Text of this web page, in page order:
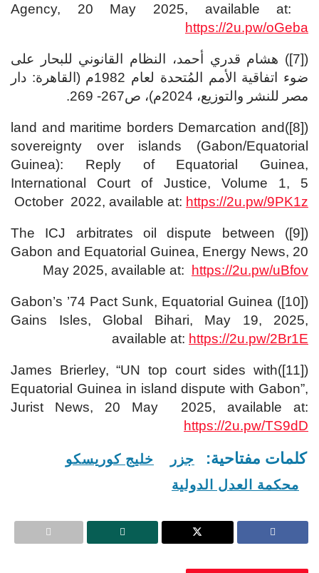
Agency, 20 May 2025, available at:
https://2u.pw/oGeba
([7]) هشام قدري أحمد، النظام القانوني للبحار على
ضوء اتفاقية الأمم المُتحدة لعام 1982م (القاهرة: دار
مصر للنشر والتوزيع، 2024م)، ص267- 269.
([8])land and maritime borders Demarcation and
sovereignty over islands (Gabon/Equatorial
Guinea): Reply of Equatorial Guinea,
International Court of Justice, Volume 1, 5
October 2022, available at: https://2u.pw/9PK1z
([9]) The ICJ arbitrates oil dispute between
Gabon and Equatorial Guinea, Energy News, 20
May 2025, available at: https://2u.pw/uBfov
([10]) Gabon’s ’74 Pact Sunk, Equatorial Guinea
Gains Isles, Global Bihari, May 19, 2025,
available at: https://2u.pw/2Br1E
([11])James Brierley, “UN top court sides with
Equatorial Guinea in island dispute with Gabon”,
Jurist News, 20 May 2025, available at:
https://2u.pw/TS9dD
كلمات مفتاحية: جزر
خليج كوريسكو
محكمة العدل الدولية